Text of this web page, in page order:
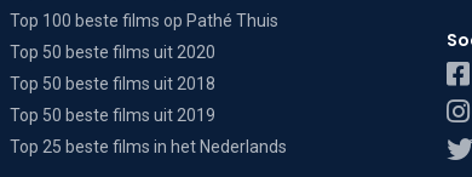
Top 100 beste films op Pathé Thuis
Top 50 beste films uit 2020
Top 50 beste films uit 2018
Top 50 beste films uit 2019
Top 25 beste films in het Nederlands